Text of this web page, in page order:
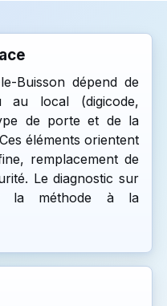
Buisson dépend de
au local (digicode,
de porte et de la
éléments orientent
remplacement de
Le diagnostic sur
la méthode à la